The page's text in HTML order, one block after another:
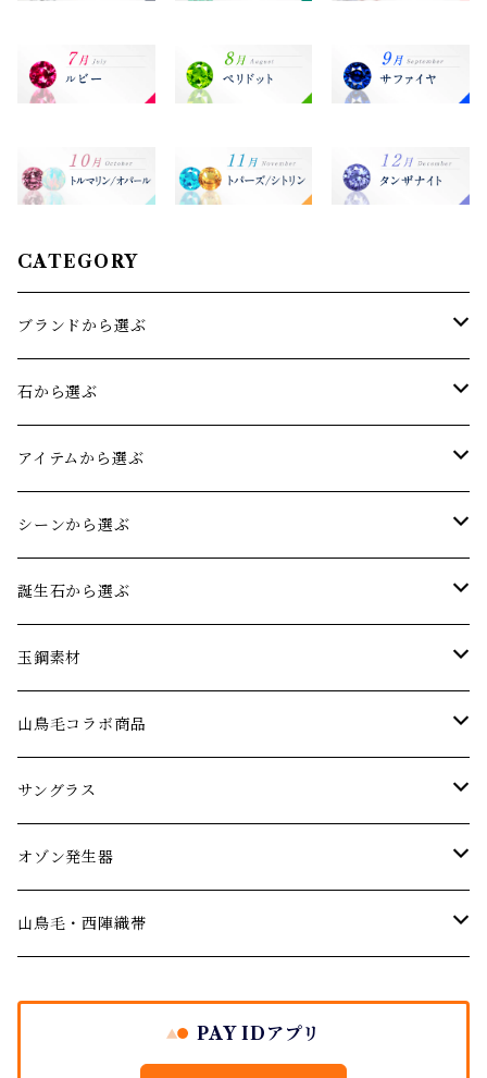
CATEGORY
ブランドから選ぶ
sowi(ソーイ)
オリジナルジュエリー
石から選ぶ
アクアマリン
アメジスト
エメラルド
オパール
ガーネット
デマントイドガーネット
サファイア
シトリン
ダイヤモンド
アイテムから選ぶ
リング
ネックレス
ブレスレット･バングル
ピアス･イヤリング
ルース(ストーン)
シーンから選ぶ
パーティーやお呼ばれに…
アニバーサリー 記念日ジュエリー
婚約指輪 エンゲージリング
結婚記念日のジュエリー
厄年厄除けのお守りに…
誕生石から選ぶ
1月の誕生石【ガーネット】
２月の誕生石【アメジスト】
３月の誕生石【アクアマリン】
４月の誕生石【ダイヤモンド】
５月の誕生石【エメラルド】
玉鋼素材
ネックレス
山鳥毛コラボ商品
サングラス
オゾン発生器
サングラス
山鳥毛モデルサングラス
オゾン発生器
山鳥毛モデルオゾン発生器
山鳥毛・西陣織帯
PAY IDアプリ